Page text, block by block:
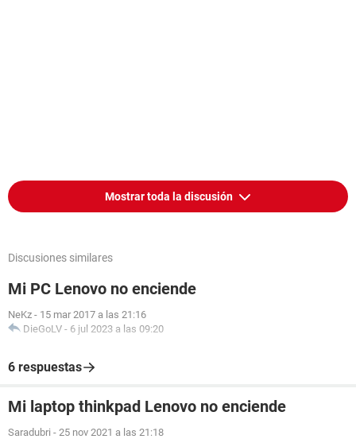
Mostrar toda la discusión
Discusiones similares
Mi PC Lenovo no enciende
NeKz - 15 mar 2017 a las 21:16
DieGoLV - 6 jul 2023 a las 09:20
6 respuestas
Mi laptop thinkpad Lenovo no enciende
Saradubri - 25 nov 2021 a las 21:18